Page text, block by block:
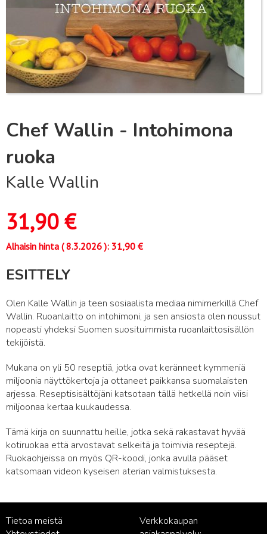
Chef Wallin - Intohimona
ruoka
Kalle Wallin
31,90€
Alhaisin hinta (8.3.2026): 31,90 €
ESITTELY
Olen Kalle Wallin ja teen sosiaalista mediaa nimimerkillä Chef
Wallin. Ruoanlaitto on intohimoni, ja sen ansiosta olen noussut
nopeasti yhdeksi Suomen suosituimmista ruoanlaittosisällön
tekijöistä.
Mukana on yli 50 reseptiä, jotka ovat keränneet kymmeniä
miljoonia näyttökertoja ja ottaneet paikkansa suomalaisten
arjessa. Reseptisisältöjäni katsotaan tällä hetkellä noin viisi
miljoonaa kertaa kuukaudessa.
Tämä kirja on suunnattu heille, jotka sekä rakastavat hyvää
kotiruokaa että arvostavat selkeitä ja toimivia reseptejä.
Ruokaohjeissa on myös QR-koodi, jonka avulla pääset
katsomaan videon kyseisen aterian valmistuksesta.
Tietoa meistä
Verkkokaupan